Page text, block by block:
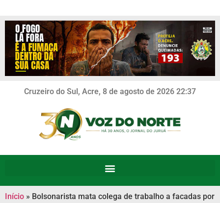
Cruzeiro do Sul, Acre, 8 de agosto de 2026 22:37
Início » Bolsonarista mata colega de trabalho a facadas por